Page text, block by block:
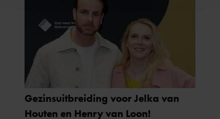
en om ons websiteverkeer te analyseren. Ook delen we
informatie over uw gebruik van onze site met onze
partners voor social media, adverteren en analyse. Deze
partners kunnen deze gegevens combineren met andere
informatie die u aan ze heeft verstrekt of die ze hebben
verzameld op basis van uw gebruik van hun services. U
gaat akkoord met onze cookies als u onze website blijft